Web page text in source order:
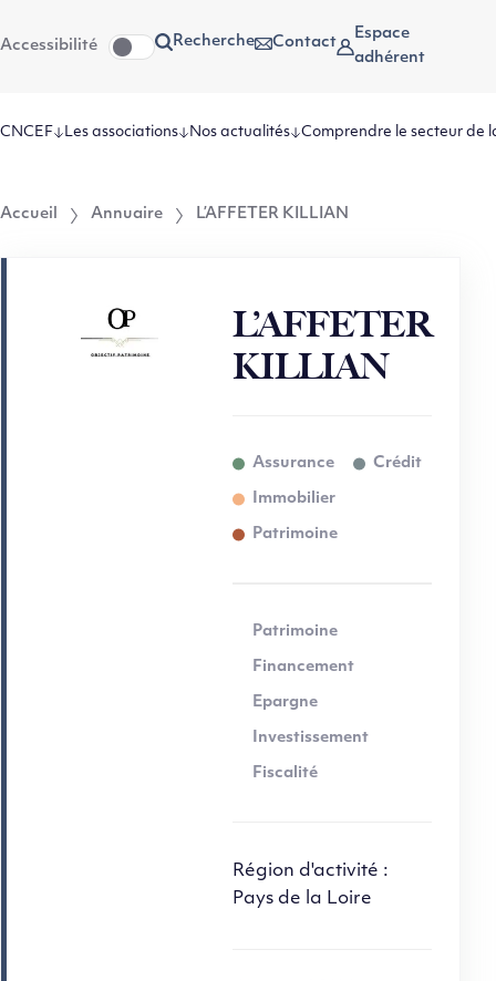
au
contenu
Accessibilité Recherche Contact
Espace
adhérent
CNCEF Les associations Nos actualités Comprendre le secteur de
Accueil Annuaire L’AFFETER KILLIAN
L’AFFETER
KILLIAN
Assurance Crédit
Immobilier
Patrimoine
Patrimoine
Financement
Epargne
Investissement
Fiscalité
Région d'activité :
Pays de la Loire